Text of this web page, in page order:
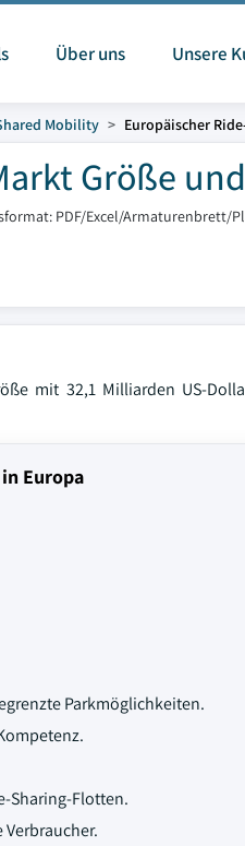
Über uns Unsere
Mobility Europäischer
Größe
PDF/Excel/Armaturenbrett/
mit 32,1 Milliarden US-
Europa
Parkmöglichkeiten.
Sharing-Flotten.